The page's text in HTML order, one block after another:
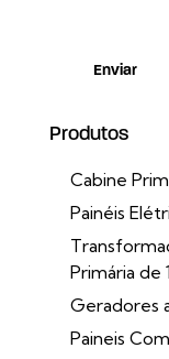
Produtos
Cabine
Painéis
Primária de
Geradores
Paineis